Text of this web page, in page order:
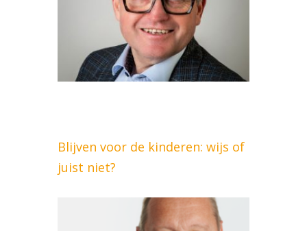
Blijven voor de kinderen: wijs of
juist niet?